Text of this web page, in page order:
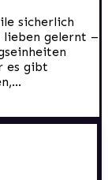
sicherlich
lieben gelernt –
es gibt